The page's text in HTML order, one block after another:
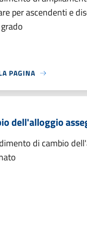
per ascendenti e
PAGINA
dell'alloggio
di cambio